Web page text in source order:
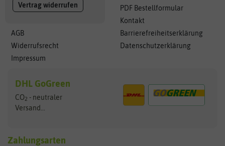
Vertrag widerrufen
AGB
Widerrufsrecht
Impressum
PDF Bestellformular
Kontakt
Barrierefreiheitserklärung
Datenschutzerklärung
DHL GoGreen
CO2 - neutraler
Versand...
Zahlungsarten